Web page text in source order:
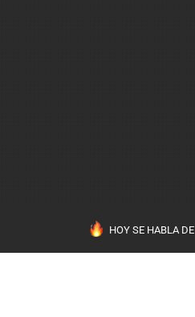
HOY SE HABLA DE